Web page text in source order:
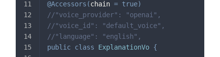
@Accessors (chain = true)
//"voice_provider": "openai",
//"voice_id": "default_voice",
//"language": "english",
public class ExplanationVo {